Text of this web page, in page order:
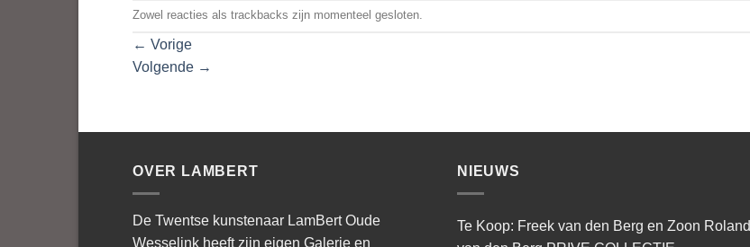
Zowel reacties als trackbacks zijn momenteel gesloten.
← Vorige
Volgende →
OVER LAMBERT
De Twentse kunstenaar LamBert Oude
Wesselink heeft zijn eigen Galerie en
NIEUWS
Te Koop: Freek van den Berg en Zoon Roland